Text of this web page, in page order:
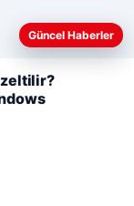
çerezler
Güncel Haberler